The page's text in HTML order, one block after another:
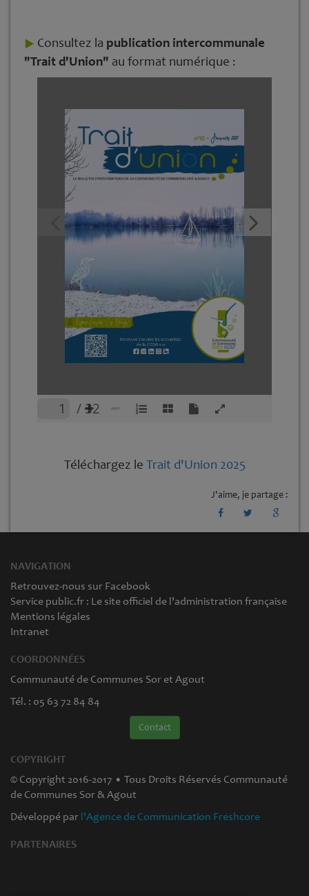
Consultez la publication intercommunale
"Trait d'Union" au format numérique :
/ 32
Téléchargez le Trait d'Union 2025
J'aime, je partage :
NAVIGATION
Retrouvez-nous sur Facebook
Service public.fr : Le site officiel de l'administration française
Mentions légales
Intranet
COORDONNÉES
Communauté de Communes Sor et Agout
Tél. : 05 63 72 84 84
Contact
COPYRIGHT
© Copyright 2016-2017 • Tous Droits Réservés Communauté
de Communes Sor & Agout
Développé par l'Agence de Communication Freshcore
PARTENAIRES